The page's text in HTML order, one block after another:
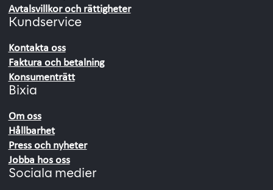
Avtalsvillkor och rättigheter
Kundservice
Kontakta oss
Faktura och betalning
Konsumenträtt
Bixia
Om oss
Hållbarhet
Press och nyheter
Jobba hos oss
Sociala medier